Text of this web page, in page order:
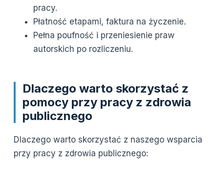
pracy.
Płatność etapami, faktura na życzenie.
Pełna poufność i przeniesienie praw
autorskich po rozliczeniu.
Dlaczego warto skorzystać z
pomocy przy pracy z zdrowia
publicznego
Dlaczego warto skorzystać z naszego wsparcia
przy pracy z zdrowia publicznego: